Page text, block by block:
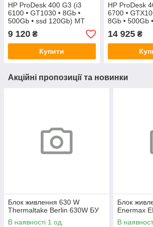
HP ProDesk 400 G3 (i3
6100 • GT1030 • 8Gb •
500Gb • ssd 120Gb) MT
9 120 ₴
Купити
HP ProDesk
6700 •
8Gb • 500Gb
14 925₴
Акційні пропозиції та новинки
Блок живлення 630 W
Thermaltake Berlin 630W БУ
В наявності 1 од.
Блок
Enermax
В